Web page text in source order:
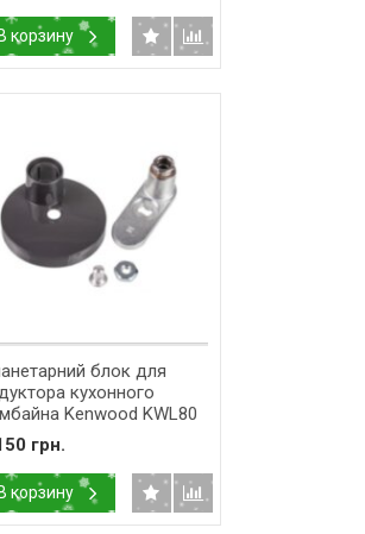
В корзину
блок для
кухонного
Kenwood KWL80
грн.
В корзину